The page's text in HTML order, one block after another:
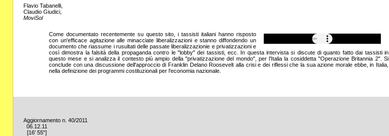
Flavio Tabanelli,
Claudio Giudici,
MoviSol
Come documentato recentemente su questo sito, i tassisti italiani hanno risposto
con un'efficace agitazione alle minacciate liberalizzazioni e stanno diffondendo un
documento che riassume i rusultati delle passate liberalizzazionie e privatizzazioni e
così dimostra la falsità della propaganda contro le "lobby" dei tassisti, ecc. In questa intervista si discute di quanto fatto dai tassisti in
questo mese e si analizza il contesto più ampio della "privatizzazione del mondo", per l'Italia la cosiddetta "Operazione Britannia 2". Si
conclude con una discussione dell'approccio di Franklin Delano Roosevelt alla crisi e dei riflessi che la sua azione morale ebbe, in Italia,
nella definizione dei programmi costituzionali per l'economia nazionale.
Aggiornamento n. 40/2011
06.12.11
[16' 55"]